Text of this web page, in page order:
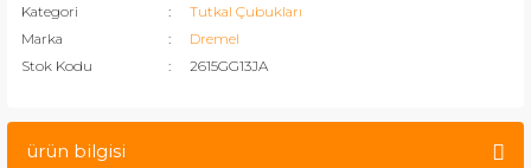
Kategori
Tutkal Çubukları
Marka
Dremel
Stok Kodu
2615GG13JA
ürün bilgisi